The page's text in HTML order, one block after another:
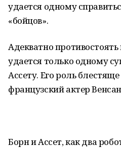
удается одному
«бойцов».
Адекватно
удается только одному
Ассету. Его роль
французский актер
Борн и Ассет, как два